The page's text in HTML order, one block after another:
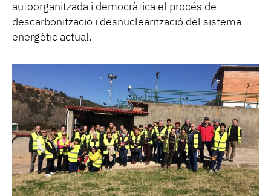
autoorganitzada i democràtica el procés de
descarbonització i desnuclearització del sistema
energètic actual.